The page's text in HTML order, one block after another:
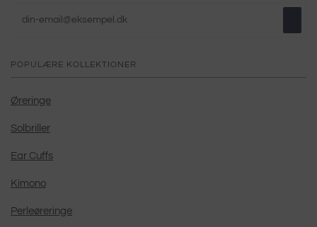
POPULÆRE KOLLEKTIONER
Øreringe
Solbriller
Ear Cuffs
Kimono
Perleøreringe